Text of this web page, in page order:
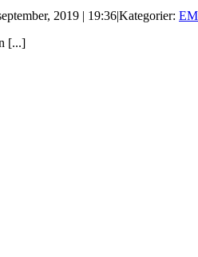
2019 | 19:36|Kategorier:
[...]